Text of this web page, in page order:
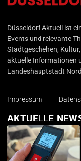
Düsseldorf Aktuell ist
Events und relevante
Stadtgeschehen,
aktuelle Informationen
Landeshauptstadt
Impressum
AKTUELLE